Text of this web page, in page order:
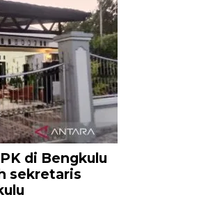
di Bengkulu
sekretaris